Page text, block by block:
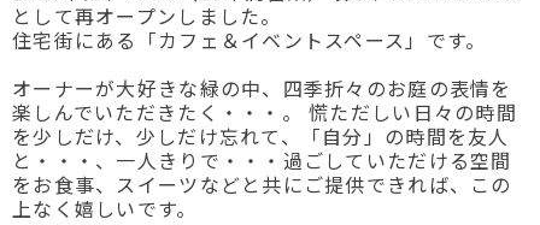
として再オープンしました。
住宅街にある「カフェ＆イベントスペース」です。
オーナーが大好きな緑の中、四季折々のお庭の表情を
楽しんでいただきたく・・・。
慌ただしい日々の時間
を少しだけ、少しだけ忘れて、「自分」の時間を友人
と・・・、一人きりで・・・過ごしていただける空間
をお食事、スイーツなどと共にご提供できれば、この
上なく嬉しいです。